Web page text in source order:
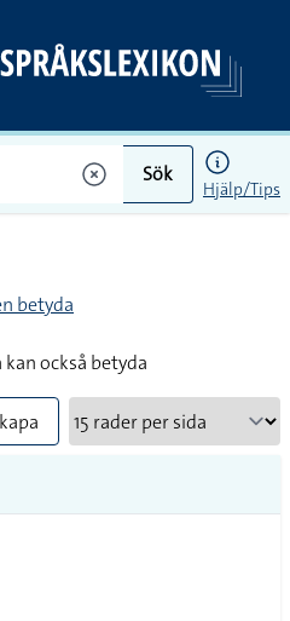
Sök
Hjälp/Tips
betyda
också betyda